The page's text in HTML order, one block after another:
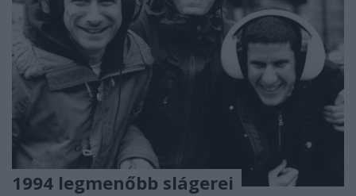
1994 legmenőbb slágerei